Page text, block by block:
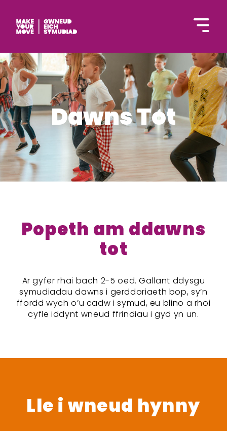
English
Dawns Tot
Popeth am ddawns
tot
Ar gyfer rhai bach 2-5 oed. Gallant ddysgu
symudiadau dawns i gerddoriaeth bop, sy’n
ffordd wych o’u cadw i symud, eu blino a rhoi
cyfle iddynt wneud ffrindiau i gyd yn un.
Lle i wneud hynny